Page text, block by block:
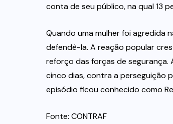
conta de seu público, na qual 13
Quando uma mulher foi agredida
defendê-la. A reação popular
reforço das forças de segurança.
cinco dias, contra a perseguição
episódio ficou conhecido como
Fonte: CONTRAF